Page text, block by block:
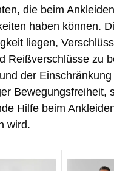
die beim Ankleiden
haben können.
liegen,
Reißverschlüsse zu
der Einschränkung
Bewegungsfreiheit,
Hilfe beim
wird.